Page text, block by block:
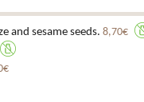
and sesame seeds. 8,70€